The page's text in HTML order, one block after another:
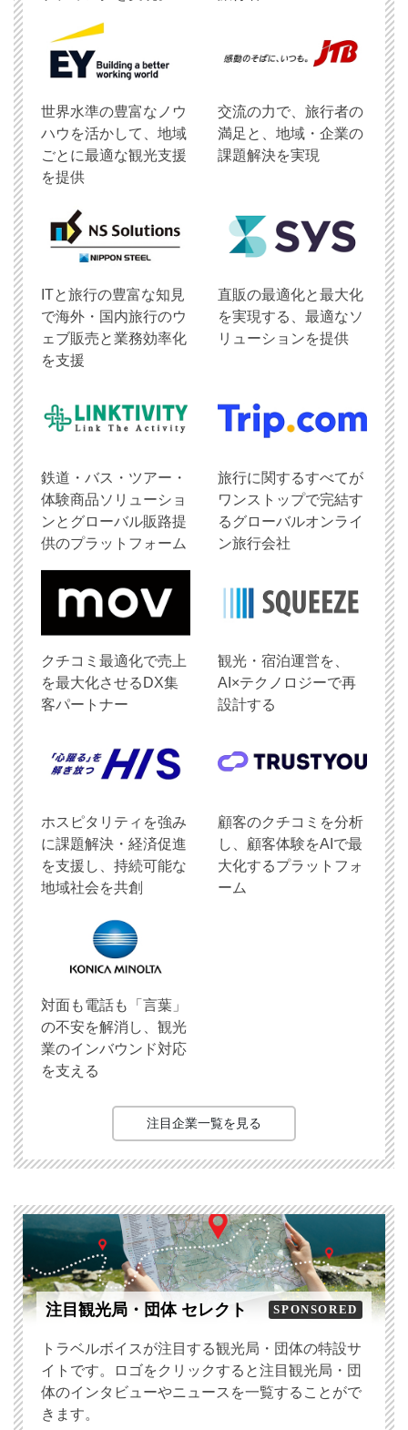
世界水準の豊富なノウ
ハウを活かして、地域
ごとに最適な観光支援
を提供
交流の力で、旅行者の
満足と、地域・企業の
課題解決を実現
ITと旅行の豊富な知見
で海外・国内旅行のウ
ェブ販売と業務効率化
を支援
直販の最適化と最大化
を実現する、最適なソ
リューションを提供
鉄道・バス・ツアー・
体験商品ソリューショ
ンとグローバル販路提
供のプラットフォーム
旅行に関するすべてが
ワンストップで完結す
るグローバルオンライ
ン旅行会社
クチコミ最適化で売上
を最大化させるDX集
客パートナー
観光・宿泊運営を、
AI×テクノロジーで再
設計する
ホスピタリティを強み
に課題解決・経済促進
を支援し、持続可能な
地域社会を共創
顧客のクチコミを分析
し、顧客体験をAIで最
大化するプラットフォ
ーム
対面も電話も「言葉」
の不安を解消し、観光
業のインバウンド対応
を支える
注目企業一覧を見る
注目観光局・団体 セレクト SPONSORED
トラベルボイスが注目する観光局・団体の特設サ
イトです。ロゴをクリックすると注目観光局・団
体のインタビューやニュースを一覧することがで
きます。